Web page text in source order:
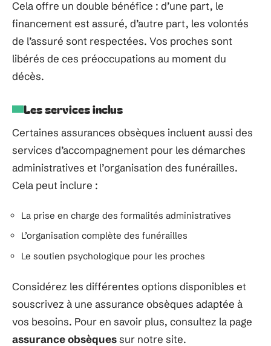
Cela offre un double bénéfice : d’une part, le
financement est assuré, d’autre part, les volontés
de l’assuré sont respectées. Vos proches sont
libérés de ces préoccupations au moment du
décès.
Les services inclus
Certaines assurances obsèques incluent aussi des
services d’accompagnement pour les démarches
administratives et l’organisation des funérailles.
Cela peut inclure :
La prise en charge des formalités administratives
L’organisation complète des funérailles
Le soutien psychologique pour les proches
Considérez les différentes options disponibles et
souscrivez à une assurance obsèques adaptée à
vos besoins. Pour en savoir plus, consultez la page
assurance obsèquessur notre site.